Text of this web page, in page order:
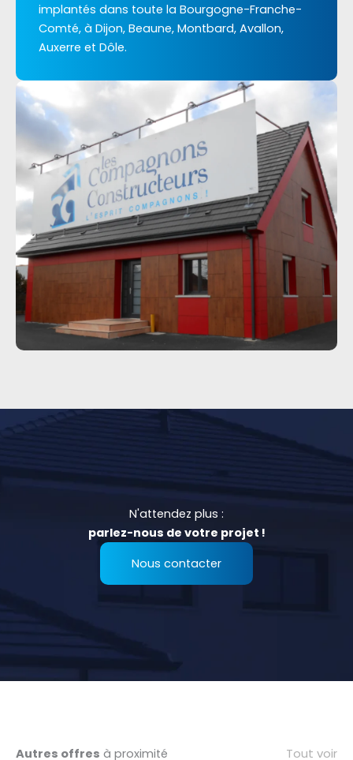
implantés dans toute la Bourgogne-Franche-
Comté, à Dijon, Beaune, Montbard, Avallon,
Auxerre et Dôle.
N'attendez plus :
parlez-nous de votre projet !
Nous contacter
Autres offres à proximité Tout voir